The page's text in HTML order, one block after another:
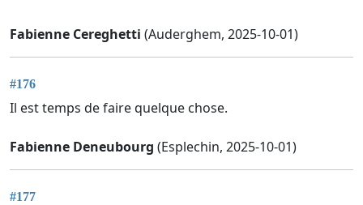
Fabienne Cereghetti (Auderghem, 2025-10-01)
#176
Il est temps de faire quelque chose.
Fabienne Deneubourg (Esplechin, 2025-10-01)
#177